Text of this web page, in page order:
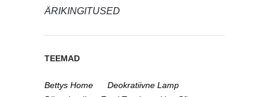
ÄRIKINGITUSED
TEEMAD
Bettys Home
Deokratiivne Lamp